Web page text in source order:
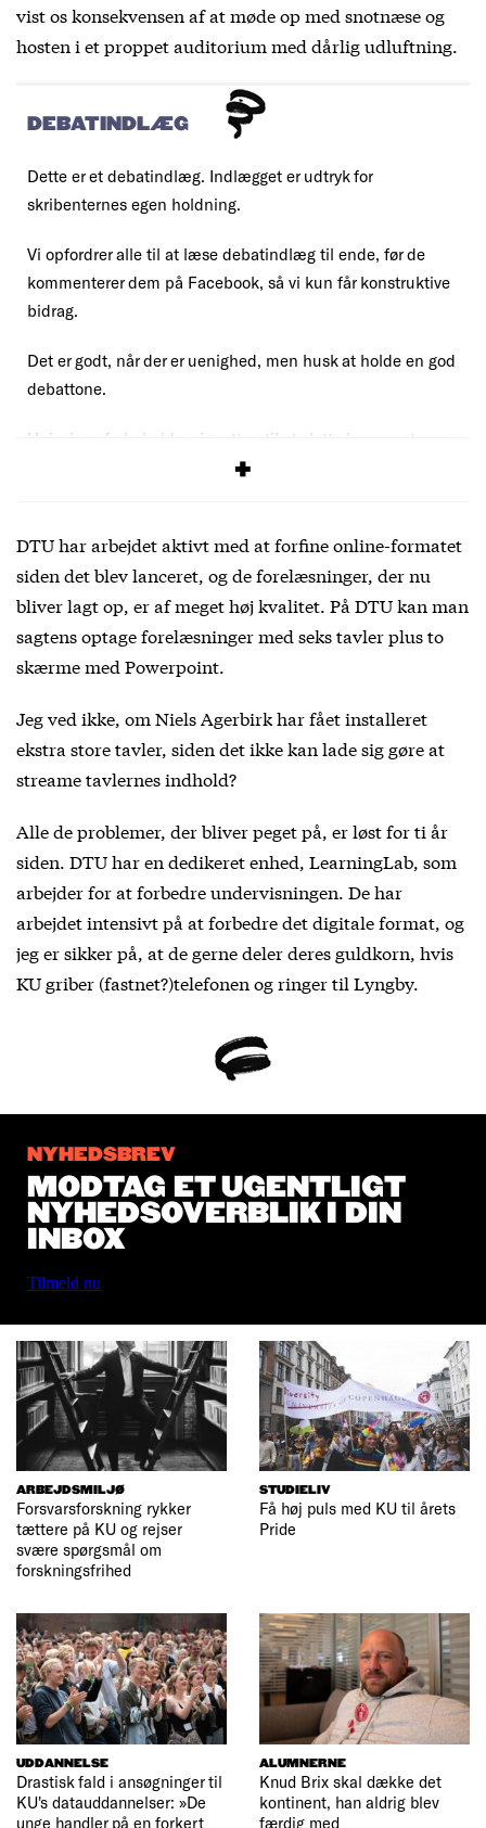
vist os konsekvensen af at møde op med snotnæse og
hosten i et proppet auditorium med dårlig udluftning.
DEBATINDLÆG
Dette er et debatindlæg. Indlægget er udtryk for
skribenternes egen holdning.
Vi opfordrer alle til at læse debatindlæg til ende, før de
kommenterer dem på Facebook, så vi kun får konstruktive
bidrag.
Det er godt, når der er uenighed, men husk at holde en god
debattone.
Uniavisen forbeholder sig retten til at slette kommentarer,
der overskrider vores debatregler.
DTU har arbejdet aktivt med at forfine online-formatet
siden det blev lanceret, og de forelæsninger, der nu
bliver lagt op, er af meget høj kvalitet. På DTU kan man
sagtens optage forelæsninger med seks tavler plus to
skærme med Powerpoint.
Jeg ved ikke, om Niels Agerbirk har fået installeret
ekstra store tavler, siden det ikke kan lade sig gøre at
streame tavlernes indhold?
Alle de problemer, der bliver peget på, er løst for ti år
siden. DTU har en dedikeret enhed, LearningLab, som
arbejder for at forbedre undervisningen. De har
arbejdet intensivt på at forbedre det digitale format, og
jeg er sikker på, at de gerne deler deres guldkorn, hvis
KU griber (fastnet?)telefonen og ringer til Lyngby.
NYHEDSBREV
MODTAG ET UGENTLIGT
NYHEDSOVERBLIK I DIN
INBOX
Tilmeld nu
ARBEJDSMILJØ
Forsvarsforskning rykker
tættere på KU og rejser
svære spørgsmål om
forskningsfrihed
STUDIELIV
Få høj puls med KU til årets
Pride
UDDANNELSE
Drastisk fald i ansøgninger til
KU's datauddannelser: »De
unge handler på en forkert
ALUMNERNE
Knud Brix skal dække det
kontinent, han aldrig blev
færdig med